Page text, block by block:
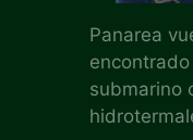
Panarea
submarino